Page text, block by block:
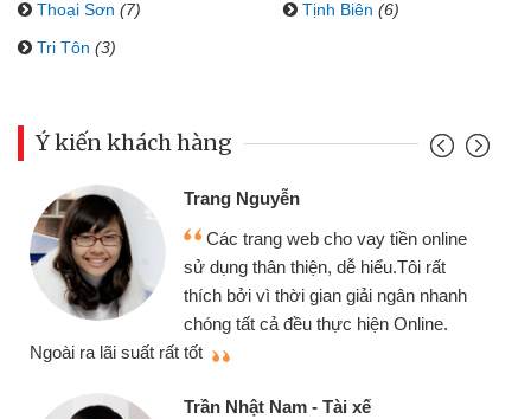
Thoại Sơn (7) Tịnh Biên (6)
Tri Tôn (3)
Ý kiến khách hàng
Trang Nguyễn
Các trang web cho vay tiền online
sử dụng thân thiện, dễ hiểu.Tôi rất
thích bởi vì thời gian giải ngân nhanh
chóng tất cả đều thực hiện Online.
Ngoài ra lãi suất rất tốt
Trần Nhật Nam - Tài xế